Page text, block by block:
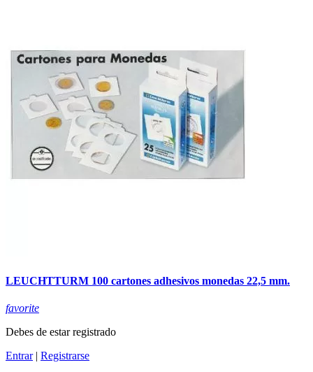
LEUCHTTURM 100 cartones adhesivos monedas 22,5 mm.
favorite
Debes de estar registrado
Entrar| Registrarse